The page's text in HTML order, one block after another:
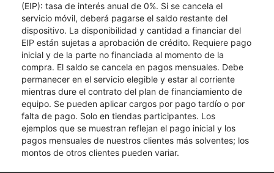
(EIP): tasa de interés anual de 0%. Si se cancela el
servicio móvil, deberá pagarse el saldo restante del
dispositivo. La disponibilidad y cantidad a financiar del
EIP están sujetas a aprobación de crédito. Requiere pago
inicial y de la parte no financiada al momento de la
compra. El saldo se cancela en pagos mensuales. Debe
permanecer en el servicio elegible y estar al corriente
mientras dure el contrato del plan de financiamiento de
equipo. Se pueden aplicar cargos por pago tardío o por
falta de pago. Solo en tiendas participantes. Los
ejemplos que se muestran reflejan el pago inicial y los
pagos mensuales de nuestros clientes más solventes; los
montos de otros clientes pueden variar.